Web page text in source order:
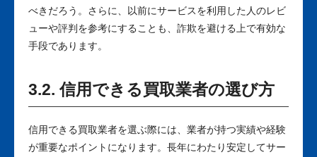
べきだろう。さらに、以前にサービスを利用した人のレビ
ューや評判を参考にすることも、詐欺を避ける上で有効な
手段であります。
3.2. 信用できる買取業者の選び方
信用できる買取業者を選ぶ際には、業者が持つ実績や経験
が重要なポイントになります。長年にわたり安定してサー